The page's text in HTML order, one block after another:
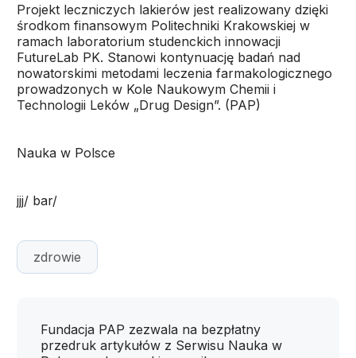
Projekt leczniczych lakierów jest realizowany dzięki
środkom finansowym Politechniki Krakowskiej w
ramach laboratorium studenckich innowacji
FutureLab PK. Stanowi kontynuację badań nad
nowatorskimi metodami leczenia farmakologicznego
prowadzonych w Kole Naukowym Chemii i
Technologii Leków „Drug Design”. (PAP)
Nauka w Polsce
jjj/ bar/
zdrowie
Fundacja PAP zezwala na bezpłatny
przedruk artykułów z Serwisu Nauka w